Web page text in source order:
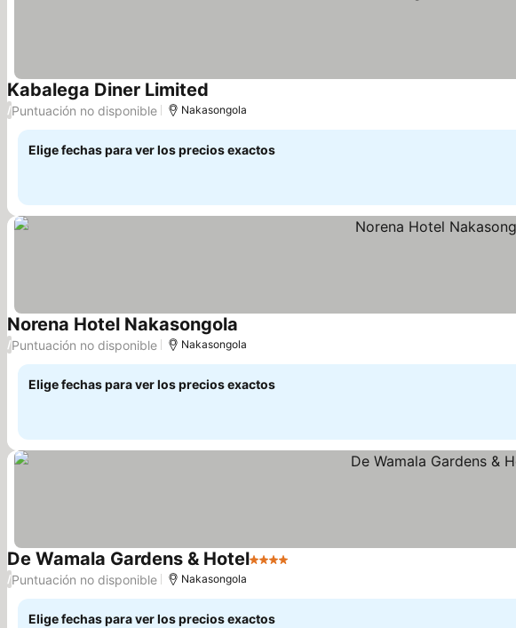
Kabalega Diner Limited
/Puntuación no disponible Nakasongola
Elige fechas para ver los precios exactos
Norena Hotel Nakasongola
/Puntuación no disponible Nakasongola
Elige fechas para ver los precios exactos
De Wamala Gardens & Hotel4 Estrellas
/Puntuación no disponible Nakasongola
Elige fechas para ver los precios exactos